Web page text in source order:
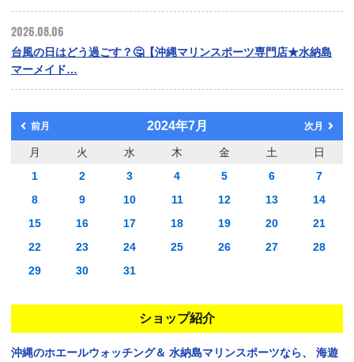
2026.08.06
台風の日はどう過ごす？🤔【沖縄マリンスポーツ専門店★水納島
マーメイド…
前月 2024年7月 次月
月 火 水 木 金 土
日
1
2 3 4 5 6
7
8
9 10 11 12 13
14
15
16 17 18 19 20
21
22
23 24 25 26 27
28
29
30 31
ショップ紹介
沖縄のホエールウォッチング＆ 水納島マリンスポーツなら、
海遊